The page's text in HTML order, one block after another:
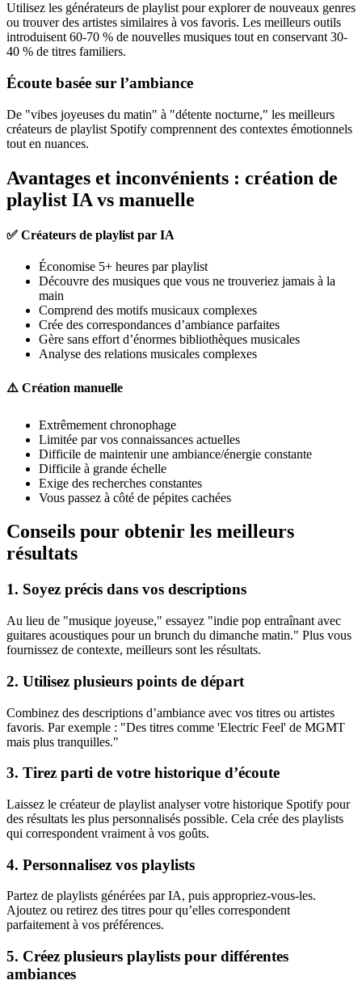
Utilisez les générateurs de playlist pour explorer de nouveaux genres
ou trouver des artistes similaires à vos favoris. Les meilleurs outils
introduisent 60-70 % de nouvelles musiques tout en conservant 30-
40 % de titres familiers.
Écoute basée sur l’ambiance
De "vibes joyeuses du matin" à "détente nocturne," les meilleurs
créateurs de playlist Spotify comprennent des contextes émotionnels
tout en nuances.
Avantages et inconvénients : création de
playlist IA vs manuelle
✅ Créateurs de playlist par IA
Économise 5+ heures par playlist
Découvre des musiques que vous ne trouveriez jamais à la
main
Comprend des motifs musicaux complexes
Crée des correspondances d’ambiance parfaites
Gère sans effort d’énormes bibliothèques musicales
Analyse des relations musicales complexes
⚠️ Création manuelle
Extrêmement chronophage
Limitée par vos connaissances actuelles
Difficile de maintenir une ambiance/énergie constante
Difficile à grande échelle
Exige des recherches constantes
Vous passez à côté de pépites cachées
Conseils pour obtenir les meilleurs
résultats
1. Soyez précis dans vos descriptions
Au lieu de "musique joyeuse," essayez "indie pop entraînant avec
guitares acoustiques pour un brunch du dimanche matin." Plus vous
fournissez de contexte, meilleurs sont les résultats.
2. Utilisez plusieurs points de départ
Combinez des descriptions d’ambiance avec vos titres ou artistes
favoris. Par exemple : "Des titres comme 'Electric Feel' de MGMT
mais plus tranquilles."
3. Tirez parti de votre historique d’écoute
Laissez le créateur de playlist analyser votre historique Spotify pour
des résultats les plus personnalisés possible. Cela crée des playlists
qui correspondent vraiment à vos goûts.
4. Personnalisez vos playlists
Partez de playlists générées par IA, puis appropriez-vous-les.
Ajoutez ou retirez des titres pour qu’elles correspondent
parfaitement à vos préférences.
5. Créez plusieurs playlists pour différentes
ambiances